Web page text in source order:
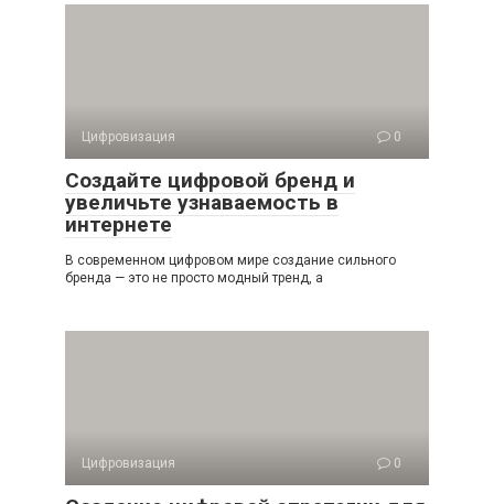
Цифровизация 0
Создайте цифровой бренд и
увеличьте узнаваемость в
интернете
В современном цифровом мире создание сильного
бренда — это не просто модный тренд, а
Цифровизация 0